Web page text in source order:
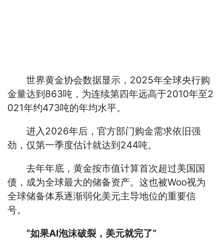
世界黄金协会数据显示，2025年全球央行购
金量达到863吨，为连续第四年远高于2010年至2
021年约473吨的年均水平。
进入2026年后，官方部门购金需求依旧强
劲，仅第一季度估计就达到244吨。
去年年底，黄金按市值计算首次超过美国国
债，成为全球最大的储备资产。这也被Woo视为
全球储备体系逐渐弱化美元主导地位的重要信
号。
“如果AI泡沫破裂，美元就完了”